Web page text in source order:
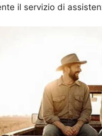
il servizio di